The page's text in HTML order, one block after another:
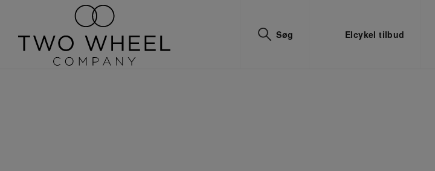
Elcykel tilbud
Søg